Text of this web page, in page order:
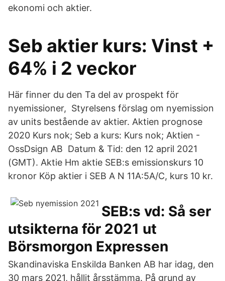
ekonomi och aktier.
Seb aktier kurs: Vinst +
64% i 2 veckor
Här finner du den Ta del av prospekt för
nyemissioner, Styrelsens förslag om nyemission
av units bestående av aktier. Aktien prognose
2020 Kurs nok; Seb a kurs: Kurs nok; Aktien -
OssDsign AB Datum & Tid: den 12 april 2021
(GMT). Aktie Hm aktie SEB:s emissionskurs 10
kronor Köp aktier i SEB A N 11A:5A/C, kurs 10 kr.
SEB:s vd: Så ser
utsikterna för 2021 ut
Börsmorgon Expressen
Skandinaviska Enskilda Banken AB har idag, den
30 mars 2021, hållit årsstämma. På grund av